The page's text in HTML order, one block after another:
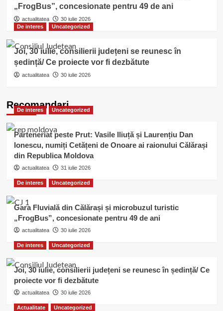
„FrogBus”, concesionate pentru 49 de ani
actualitatea
30 iulie 2026
De interes
Uncategorized
Joi, 30 iulie, consilierii județeni se reunesc în
ședință/ Ce proiecte vor fi dezbătute
actualitatea 30 iulie 2026
Recomandari
De interes Uncategorized
Parteneriat peste Prut: Vasile Iliuță și Laurențiu Dan
Ionescu, numiți Cetățeni de Onoare ai raionului Călărași
din Republica Moldova
actualitatea 31 iulie 2026
De interes Uncategorized
Gara Fluvială din Călărași și microbuzul turistic
„FrogBus”, concesionate pentru 49 de ani
actualitatea 30 iulie 2026
De interes Uncategorized
Joi, 30 iulie, consilierii județeni se reunesc în ședință/ Ce
proiecte vor fi dezbătute
actualitatea 30 iulie 2026
Actualitate Uncategorized